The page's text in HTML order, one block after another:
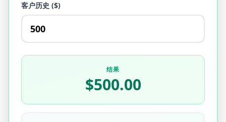
客户历史 ($)
结果
$500.00